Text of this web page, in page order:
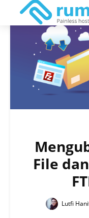
File
Lutfi